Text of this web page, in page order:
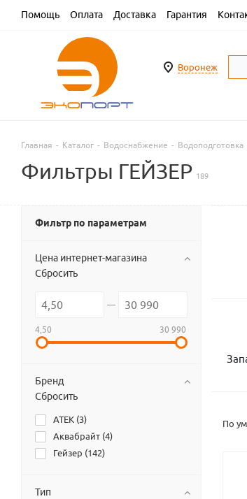
Помощь Оплата Доставка Гарантия
Воронеж
Главная - Каталог - Водоснабжение - Водоподготовка
Фильтры ГЕЙЗЕР 189
По
Фильтр по параметрам
Цена интернет-магазина
Сбросить
4,50 30 990
Бренд
Сбросить
АТЕК (3)
Аквабрайт (4)
Гейзер (142)
Тип